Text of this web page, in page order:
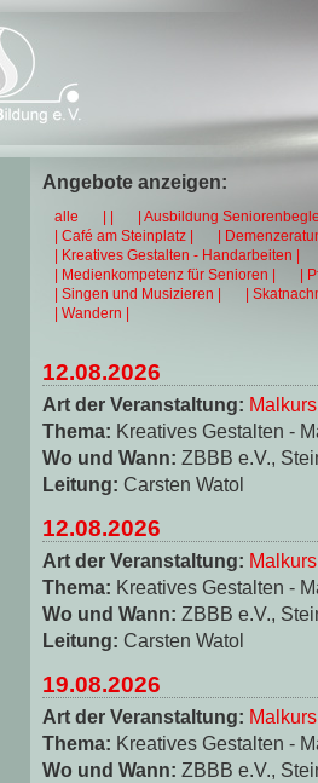
Angebote anzeigen:
alle | |
| Ausbildung
| Café am Steinplatz |
|
| Kreatives Gestalten - Handarbeiten |
| Medienkompetenz für Senioren |
|
| Singen und Musizieren |
|
| Wandern |
12.08.2026
Art der Veranstaltung: Malkurs
Thema: Kreatives Gestalten -
Wo und Wann: ZBBB e.V.,
Leitung: Carsten Watol
12.08.2026
Art der Veranstaltung: Malkurs
Thema: Kreatives Gestalten -
Wo und Wann: ZBBB e.V.,
Leitung: Carsten Watol
19.08.2026
Art der Veranstaltung: Malkurs
Thema: Kreatives Gestalten -
Wo und Wann: ZBBB e.V.,